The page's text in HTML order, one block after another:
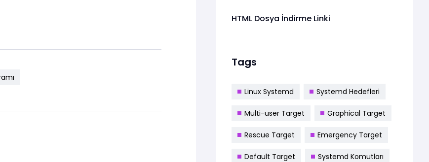
HTML Dosya İndirme Linki
Tags
Linux Systemd Systemd Hedefleri
Multi-user Target Graphical Target
Rescue Target Emergency Target
Default Target Systemd Komutları